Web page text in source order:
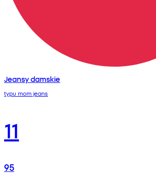
Jeansy damskie
typu mom jeans
11
95